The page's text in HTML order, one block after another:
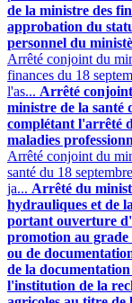
de la ministre des
approbation du
personnel du
Arrêté conjoint du
finances du 18
l'as... Arrêté
ministre de la santé
complétant l'arrêté
maladies
Arrêté conjoint du
santé du 18
ja... Arrêté du
hydrauliques et de
portant ouverture
promotion au grade
ou de
de la
l'institution de la